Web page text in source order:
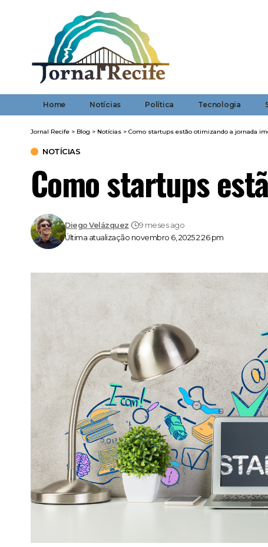
Home Notícias Política Tecnologia
Jornal Recife > Blog > Notícias > Como startups estão otimizando a jornada
NOTÍCIAS
Como startups
Última atualização novembro 6, 2025 2:26 pm
Diego Velázquez 9 meses ago